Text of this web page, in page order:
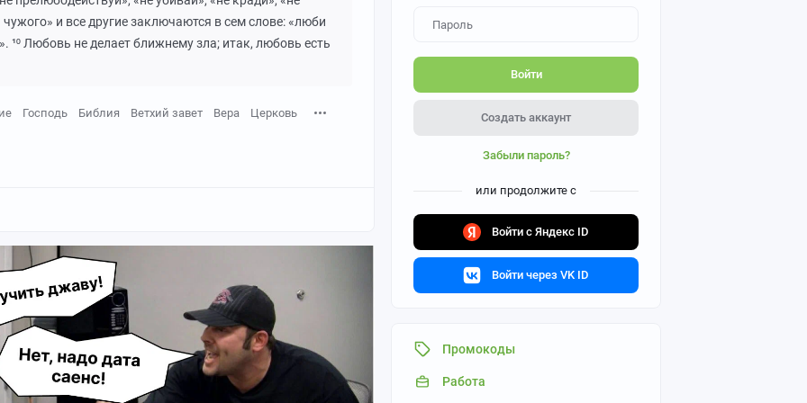
Войти
Создать аккаунт
Забыли пароль?
или продолжите с
Войти с Яндекс ID
Войти через VK ID
Промокоды
Работа
и все другие заключаются в сем слове: «люби
¹⁰ Любовь не делает ближнему зла; итак, любовь есть
Господь Библия Ветхий завет Вера Церковь